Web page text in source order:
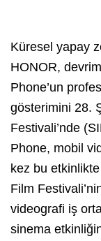
Küresel yapay
HONOR,
Phone’un
gösterimini 28.
Festivali’nde
Phone, mobil
kez bu
Film
videografi iş
sinema